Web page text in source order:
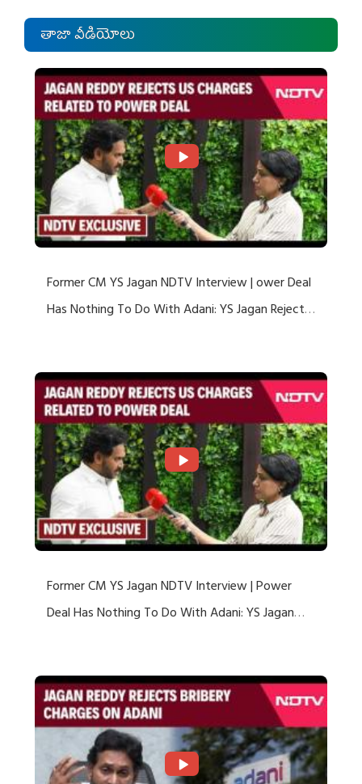
తాజా వీడియోలు
Former CM YS Jagan NDTV Interview | ower Deal
Has Nothing To Do With Adani: YS Jagan Rejects
Former CM YS Jagan NDTV Interview | Power
Deal Has Nothing To Do With Adani: YS Jagan